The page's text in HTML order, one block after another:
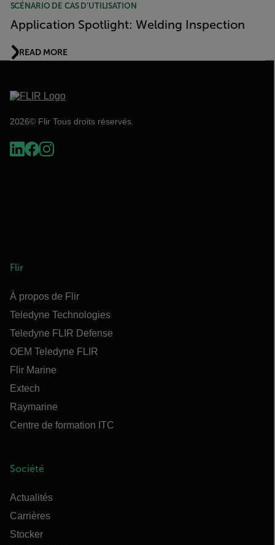
SCÉNARIO DE CAS D’UTILISATION
Application Spotlight: Welding Inspection
READ MORE
2026© Flir Tous droits réservés.
Flir
À propos de Flir
Teledyne Technologies
Teledyne FLIR Defense
OEM Teledyne FLIR
Flir Marine
Extech
Raymarine
Centre de formation ITC
Société
Actualités
Carrières
Stocker